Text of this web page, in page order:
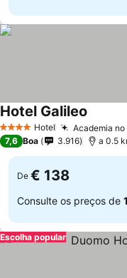
4 EstrelasHotel Academia no
Hotel Galileo
7,6 Boa 3.916 a 0.5
De € 138
Consulte os preços de
Escolha popular